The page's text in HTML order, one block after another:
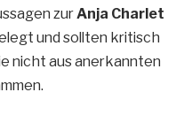
zurAnja Charlet
und sollten kritisch
nicht aus anerkannten